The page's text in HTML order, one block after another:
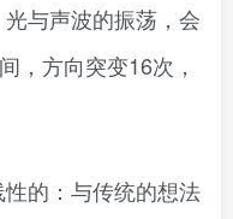
与声波的振荡，会
，方向突变16次，
的：与传统的想法